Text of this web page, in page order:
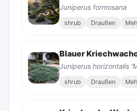
Juniperus formosana
shrub Draußen
Blauer
Juniperus horizontalis
shrub Draußen